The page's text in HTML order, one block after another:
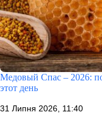
Медовый Спас – 2026:
этот день
31 Липня 2026, 11:40